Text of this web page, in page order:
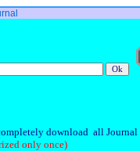
download all Journal
only once)